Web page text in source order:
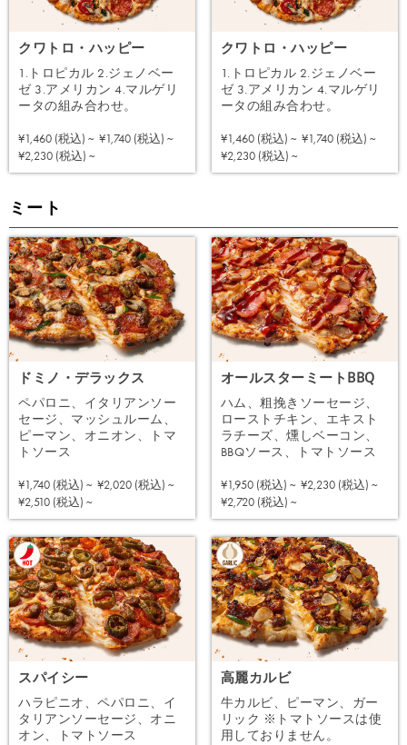
クワトロ・ハッピー
1.トロピカル 2.ジェノベー
ゼ 3.アメリカン 4.マルゲリ
ータの組み合わせ。
¥1,460 (税込) ~ ¥1,740 (税込) ~
¥2,230 (税込) ~
クワトロ・ハッピー
1.トロピカル 2.ジェノベー
ゼ 3.アメリカン 4.マルゲリ
ータの組み合わせ。
¥1,460 (税込) ~ ¥1,740 (税込) ~
¥2,230 (税込) ~
ミート
ドミノ・デラックス
ペパロニ、イタリアンソー
セージ、マッシュルーム、
ピーマン、オニオン、トマ
トソース
¥1,740 (税込) ~ ¥2,020 (税込) ~
¥2,510 (税込) ~
オールスターミートBBQ
ハム、粗挽きソーセージ、
ローストチキン、エキスト
ラチーズ、燻しベーコン、
BBQソース、トマトソース
¥1,950 (税込) ~ ¥2,230 (税込) ~
¥2,720 (税込) ~
スパイシー
ハラピニオ、ペパロニ、イ
タリアンソーセージ、オニ
オン、トマトソース
高麗カルビ
牛カルビ、ピーマン、ガー
リック ※トマトソースは使
用しておりません。